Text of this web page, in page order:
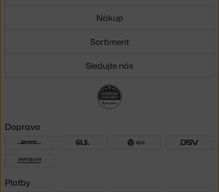
Nákup
Sortiment
Sledujte nás
Doprava
Platby